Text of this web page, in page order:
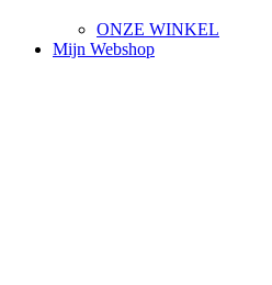
ONZE WINKEL
Mijn Webshop